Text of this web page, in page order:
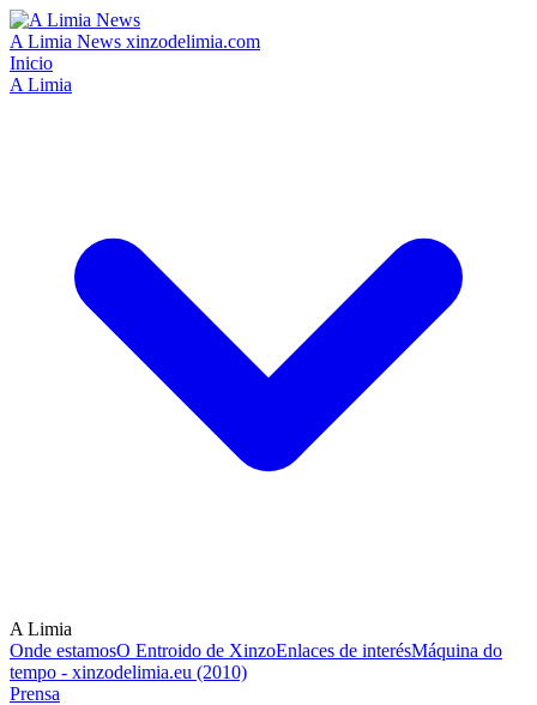
A Limia News xinzodelimia.com
Inicio
A Limia
A Limia
Onde estamosO Entroido de XinzoEnlaces de interésMáquina do
tempo - xinzodelimia.eu (2010)
Prensa